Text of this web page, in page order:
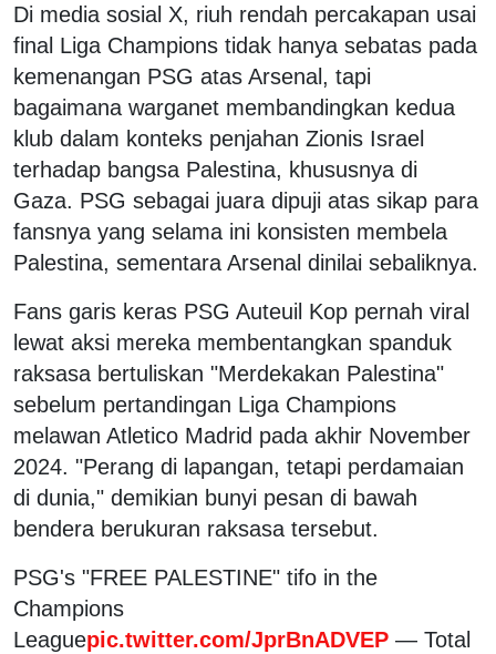
Di media sosial X, riuh rendah percakapan usai
final Liga Champions tidak hanya sebatas pada
kemenangan PSG atas Arsenal, tapi
bagaimana warganet membandingkan kedua
klub dalam konteks penjahan Zionis Israel
terhadap bangsa Palestina, khususnya di
Gaza. PSG sebagai juara dipuji atas sikap para
fansnya yang selama ini konsisten membela
Palestina, sementara Arsenal dinilai sebaliknya.
Fans garis keras PSG Auteuil Kop pernah viral
lewat aksi mereka membentangkan spanduk
raksasa bertuliskan "Merdekakan Palestina"
sebelum pertandingan Liga Champions
melawan Atletico Madrid pada akhir November
2024. "Perang di lapangan, tetapi perdamaian
di dunia," demikian bunyi pesan di bawah
bendera berukuran raksasa tersebut.
PSG's "FREE PALESTINE" tifo in the
Champions
Leaguepic.twitter.com/JprBnADVEP — Total